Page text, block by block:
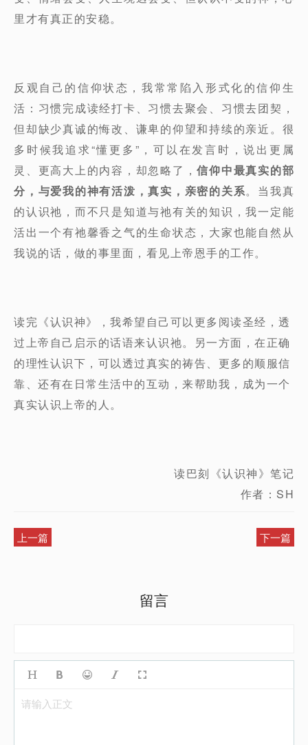
里才有真正的安稳。
反观自己的信仰状态，我常常陷入形式化的信仰生
活：习惯完成读经打卡、习惯去聚会、习惯去团契，
但却缺少真诚的悔改、谦卑的仰望和持续的亲近。很
多时候我追求“懂更多”，可以在发言时，说出更属
灵、更高大上的内容，却忽略了，信仰中最真实的部
分，与爱我的神有活泼，真实，亲密的关系。当我真
的认识祂，而不只是知道与祂有关的知识，我一定能
活出一个有祂馨香之气的生命状态，大家也能自然从
我说的话，做的事里面，看见上帝恩手的工作。
读完《认识神》，我希望自己可以更多阅读圣经，透
过上帝自己启示的话语来认识祂。另一方面，在正确
的理性认识下，可以透过真实的祷告、更多的顺服信
靠、还有在日常生活中的互动，来帮助我，成为一个
真实认识上帝的人。
读巴刻《认识神》笔记
作者：SH
上一篇 下一篇
留言
请输入正文